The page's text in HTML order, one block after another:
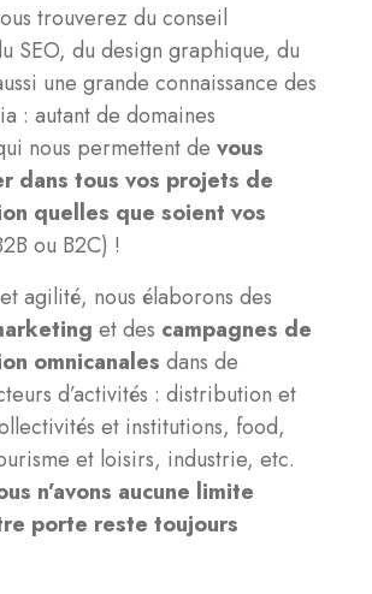
trouverez du conseil
SEO, du design graphique, du
une grande connaissance des
: autant de domaines
nous permettent de vous
dans tous vos projets de
quelles que soient vos
ou B2C) !
agilité, nous élaborons des
et des campagnes de
omnicanales dans de
d’activités : distribution et
et institutions, food,
et loisirs, industrie, etc.
n’avons aucune limite
porte reste toujours